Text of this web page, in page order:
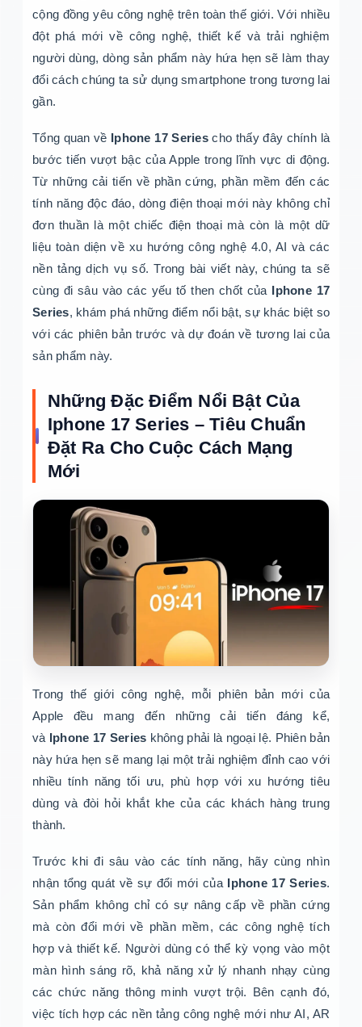
cộng đồng yêu công nghệ trên toàn thế giới. Với nhiều
đột phá mới về công nghệ, thiết kế và trải nghiệm
người dùng, dòng sản phẩm này hứa hẹn sẽ làm thay
đổi cách chúng ta sử dụng smartphone trong tương lai
gần.
Tổng quan về Iphone 17 Seriescho thấy đây chính là
bước tiến vượt bậc của Apple trong lĩnh vực di động.
Từ những cải tiến về phần cứng, phần mềm đến các
tính năng độc đáo, dòng điện thoại mới này không chỉ
đơn thuần là một chiếc điện thoại mà còn là một dữ
liệu toàn diện về xu hướng công nghệ 4.0, AI và các
nền tảng dịch vụ số. Trong bài viết này, chúng ta sẽ
cùng đi sâu vào các yếu tố then chốt của Iphone 17
Series, khám phá những điểm nổi bật, sự khác biệt so
với các phiên bản trước và dự đoán về tương lai của
sản phẩm này.
Những Đặc Điểm Nổi Bật Của
Iphone 17 Series – Tiêu Chuẩn
Đặt Ra Cho Cuộc Cách Mạng
Mới
Trong thế giới công nghệ, mỗi phiên bản mới của
Apple đều mang đến những cải tiến đáng kể,
và Iphone 17 Series không phải là ngoại lệ. Phiên bản
này hứa hẹn sẽ mang lại một trải nghiệm đỉnh cao với
nhiều tính năng tối ưu, phù hợp với xu hướng tiêu
dùng và đòi hỏi khắt khe của các khách hàng trung
thành.
Trước khi đi sâu vào các tính năng, hãy cùng nhìn
nhận tổng quát về sự đổi mới của Iphone 17 Series.
Sản phẩm không chỉ có sự nâng cấp về phần cứng
mà còn đổi mới về phần mềm, các công nghệ tích
hợp và thiết kế. Người dùng có thể kỳ vọng vào một
màn hình sáng rõ, khả năng xử lý nhanh nhạy cùng
các chức năng thông minh vượt trội. Bên cạnh đó,
việc tích hợp các nền tảng công nghệ mới như AI, AR